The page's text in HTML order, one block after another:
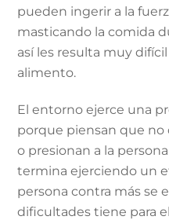
pueden ingerir a la
masticando la comida
así les resulta muy
alimento.
El entorno ejerce una
porque piensan que
o presionan a la
termina ejerciendo un
persona contra más se
dificultades tiene para